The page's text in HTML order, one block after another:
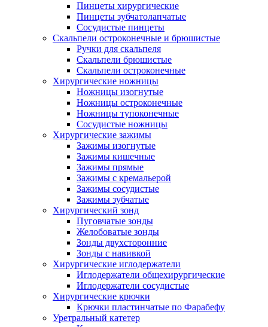
Пинцеты хирургические
Пинцеты зубчатолапчатые
Сосудистые пинцеты
Скальпели остроконечные и брюшистые
Ручки для скальпеля
Скальпели брюшистые
Скальпели остроконечные
Хирургические ножницы
Ножницы изогнутые
Ножницы остроконечные
Ножницы тупоконечные
Сосудистые ножницы
Хирургические зажимы
Зажимы изогнутые
Зажимы кишечные
Зажимы прямые
Зажимы с кремальерой
Зажимы сосудистые
Зажимы зубчатые
Хирургический зонд
Пуговчатые зонды
Желобоватые зонды
Зонды двухсторонние
Зонды с навивкой
Хирургические иглодержатели
Иглодержатели общехирургические
Иглодержатели сосудистые
Хирургические крючки
Крючки пластинчатые по Фарабефу
Уретральный катетер